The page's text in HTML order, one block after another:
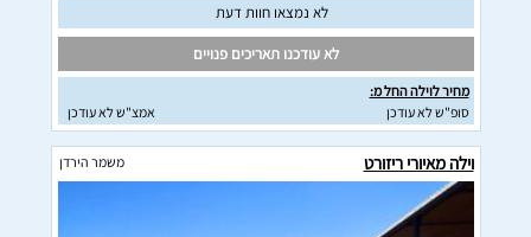
לא נמצאו חוות דעת
לא עודכנו תאריכים פנויים
מחיר לוילה החל מ:
סופ"ש לא עודכן
אמצ"ש לא עודכן
וילה מאיורי ריזורט משמר הירדן